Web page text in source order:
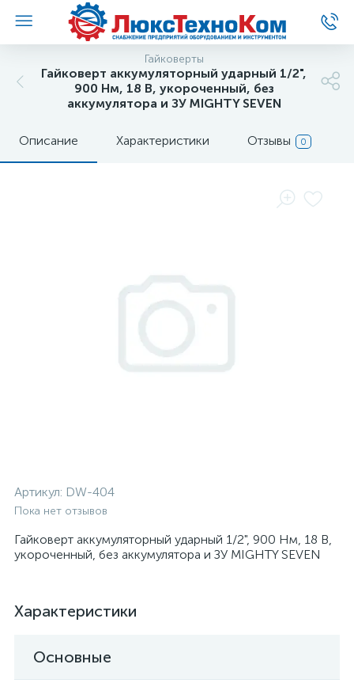
Гайковерты
Гайковерт аккумуляторный ударный 1/2",
900 Нм, 18 В, укороченный, без
аккумулятора и ЗУ MIGHTY SEVEN
Описание Характеристики Отзывы 0
Артикул: DW-404
Пока нет отзывов
Гайковерт аккумуляторный ударный 1/2", 900 Нм, 18 В,
укороченный, без аккумулятора и ЗУ MIGHTY SEVEN
Характеристики
Основные